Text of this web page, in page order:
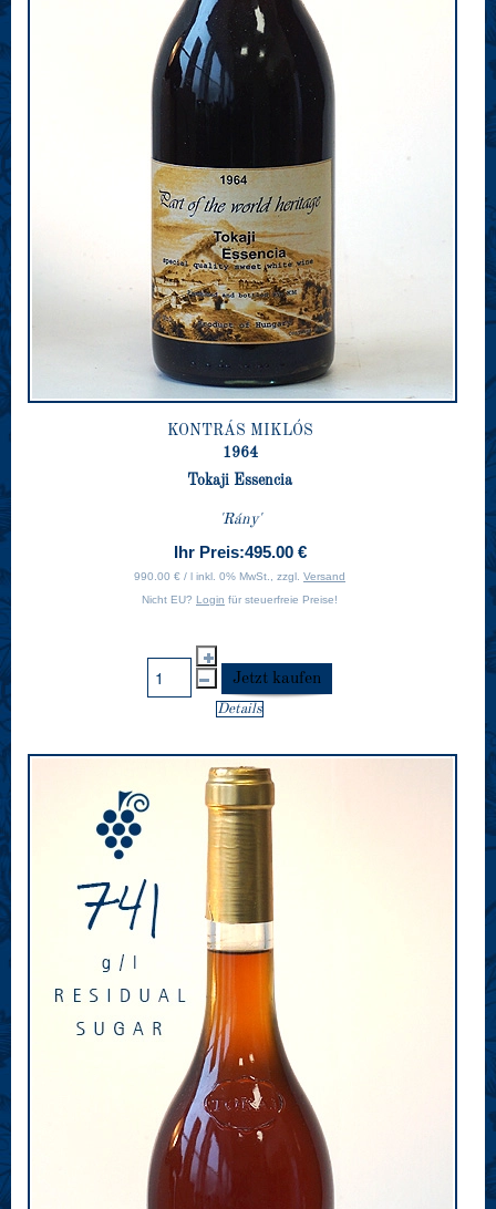
KONTRÁS MIKLÓS
1964
Tokaji Essencia
'Rány'
Ihr Preis:495.00 €
990.00 € / l inkl. 0% MwSt., zzgl. Versand
Nicht EU? Login für steuerfreie Preise!
Details